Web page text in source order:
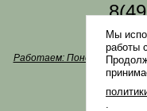
Наша
Работаем: Понедельник-
Мы
работы
.